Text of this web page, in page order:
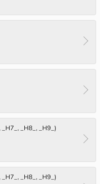
_H8_, _H9_)
_H8_, _H9_)